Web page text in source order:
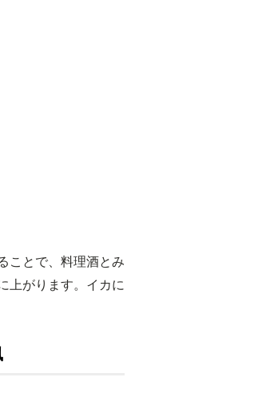
ことで、料理酒とみ
上がります。イカに